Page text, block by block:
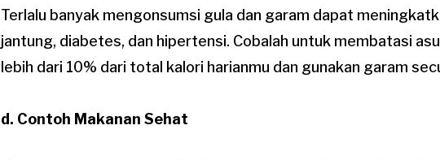
Terlalu banyak mengonsumsi gula dan garam dapat
jantung, diabetes, dan hipertensi. Cobalah untuk membatasi
lebih dari 10% dari total kalori harianmu dan gunakan garam
d. Contoh Makanan Sehat